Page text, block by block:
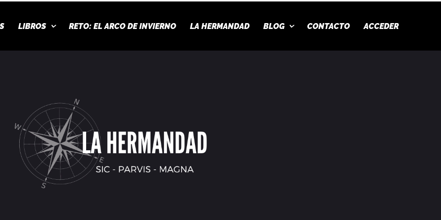
LIBROS RETO: EL ARCO DE INVIERNO LA HERMANDAD BLOG CONTACTO ACCEDER